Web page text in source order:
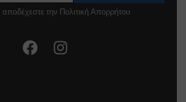
αποδέχεστε την Πολιτική Απορρήτου